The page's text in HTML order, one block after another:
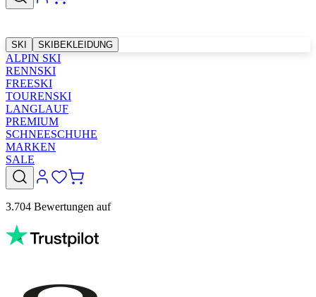
SKI SKIBEKLEIDUNG
ALPIN SKI
RENNSKI
FREESKI
TOURENSKI
LANGLAUF
PREMIUM
SCHNEESCHUHE
MARKEN
SALE
3.704 Bewertungen auf